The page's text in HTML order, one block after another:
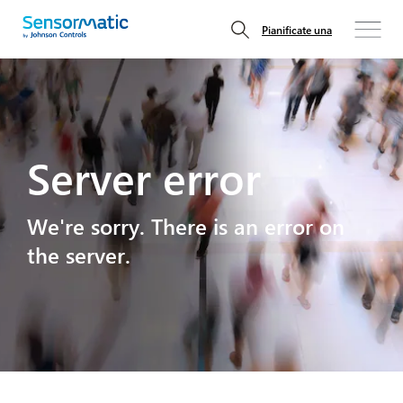
Pianificate una
Server error
We're sorry. There is an error on
the server.